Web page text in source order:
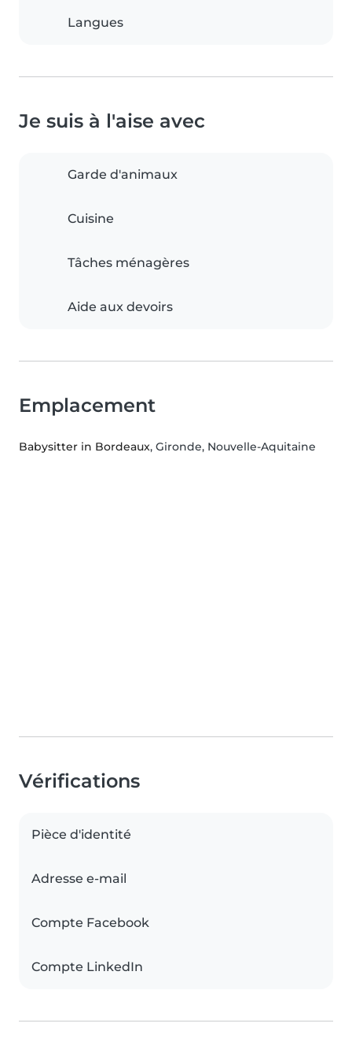
Langues
Je suis à l'aise avec
Garde d'animaux
Cuisine
Tâches ménagères
Aide aux devoirs
Emplacement
Babysitter in Bordeaux, Gironde, Nouvelle-Aquitaine
Vérifications
Pièce d'identité
Adresse e-mail
Compte Facebook
Compte LinkedIn